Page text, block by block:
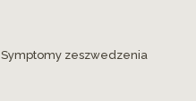
Symptomy zeszwedzenia